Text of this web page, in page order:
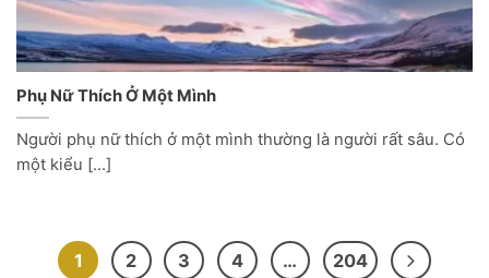
Phụ Nữ Thích Ở Một Mình
Người phụ nữ thích ở một mình thường là người rất sâu. Có
một kiểu [...]
1 2 3 4 … 204